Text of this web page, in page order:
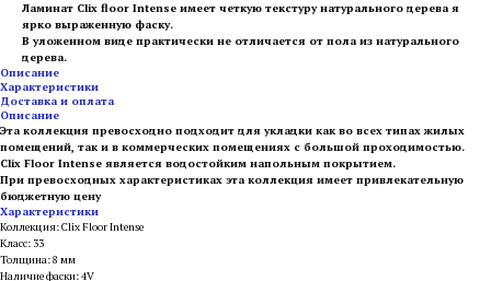
Ламинат Clix floor Intense имеет четкую текстуру натурального дерева я
ярко выраженную фаску.
В уложенном виде практически не отличается от пола из натурального
дерева.
Описание
Характеристики
Доставка и оплата
Описание
Эта коллекция превосходно подходит для укладки как во всех типах жилых
помещений, так и в коммерческих помещениях с большой проходимостью.
Clix Floor Intense является водостойким напольным покрытием.
При превосходных характеристиках эта коллекция имеет привлекательную
бюджетную цену
Характеристики
Коллекция: Clix Floor Intense
Класс: 33
Толщина: 8 мм
Наличие фаски: 4V